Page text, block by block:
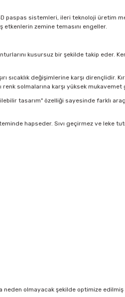
paspas sistemleri, ileri teknoloji üretim
zemine temasını engeller.
kusursuz bir şekilde takip eder.
sıcaklık değişimlerine karşı dirençlidir.
renk solmalarına karşı yüksek
tasarım" özelliği sayesinde farklı
hapseder. Sıvı geçirmez ve leke
olmayacak şekilde optimize